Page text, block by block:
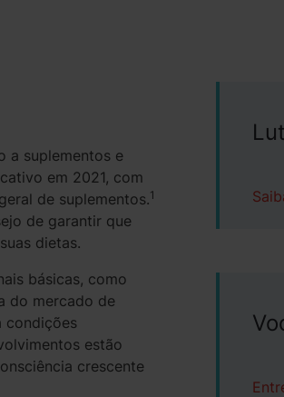
a suplementos e
em 2021, com
de suplementos.1
de garantir que
dietas.
básicas, como
do mercado de
condições
estão
crescente